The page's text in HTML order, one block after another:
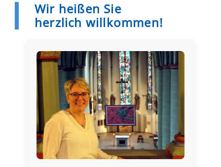
Wir heißen Sie
herzlich willkommen!